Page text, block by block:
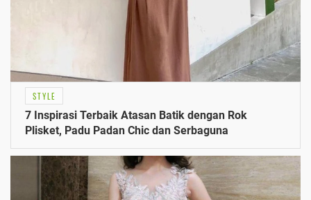
STYLE
7 Inspirasi Terbaik Atasan Batik dengan Rok
Plisket, Padu Padan Chic dan Serbaguna